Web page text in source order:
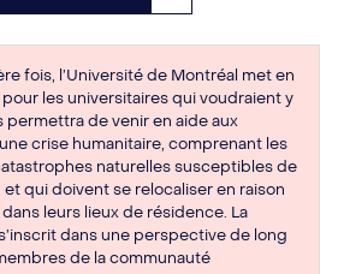
fois, l’Université de Montréal met en
les universitaires qui voudraient y
de venir en aide aux
crise humanitaire, comprenant les
naturelles susceptibles de
et qui doivent se relocaliser en raison
leurs lieux de résidence. La
dans une perspective de long
de la communauté